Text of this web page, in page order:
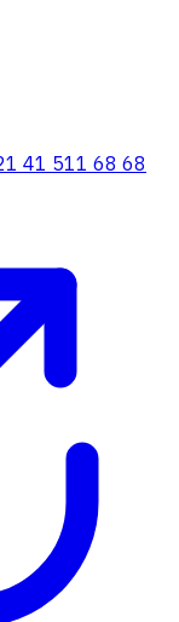
41 511 68 68